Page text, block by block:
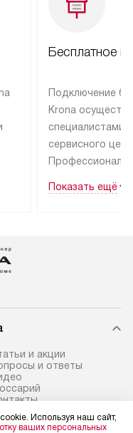
Бесплатное
Подключение
Krona
специалистами
сервисного
эксплуатации
Показать ещё
и акции
и ответы
Используя наш сайт,
ваших персональных